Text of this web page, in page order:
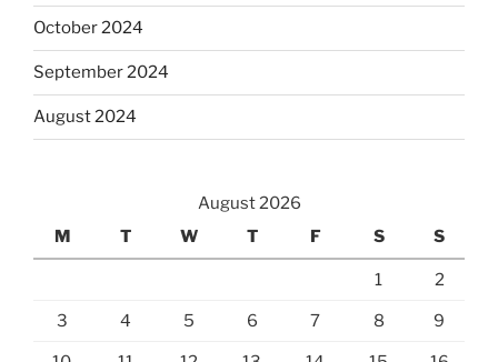
October 2024
September 2024
August 2024
August 2026
M
T W T F S S
1 2
3 4 5 6 7 8 9